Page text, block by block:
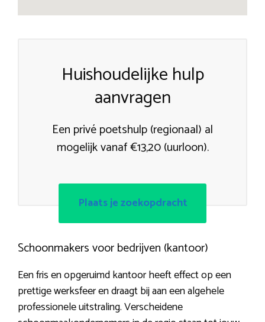
Huishoudelijke hulp
aanvragen
Een privé poetshulp (regionaal) al
mogelijk vanaf €13,20 (uurloon).
Plaats je zoekopdracht
Schoonmakers voor bedrijven (kantoor)
Een fris en opgeruimd kantoor heeft effect op een
prettige werksfeer en draagt bij aan een algehele
professionele uitstraling. Verscheidene